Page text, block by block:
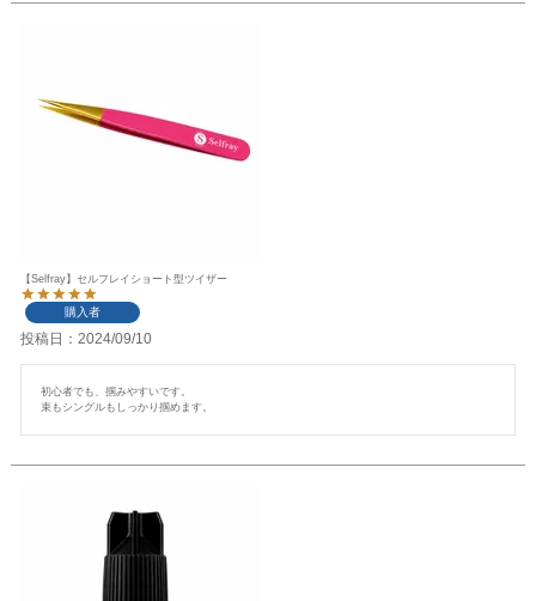
【Selfray】セルフレイショート型ツイザー
購入者
投稿日 2024/09/10
初心者でも、掴みやすいです。
束もシングルもしっかり掴めます。